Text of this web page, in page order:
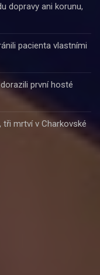
dopravy ani korunu,
pacienta vlastními
první hosté
mrtví v Charkovské